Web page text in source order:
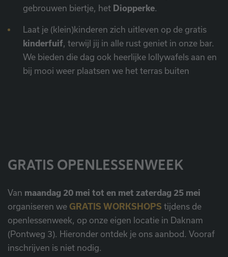
gebrouwen biertje, het Diopperke.
Laat je (klein)kinderen zich uitleven op de gratis
kinderfuif, terwijl jij in alle rust geniet in onze bar.
We bieden die dag ook heerlijke lollywafels aan en
bij mooi weer plaatsen we het terras buiten
GRATIS OPENLESSENWEEK
Van maandag 20 mei tot en met zaterdag 25 mei
organiseren we GRATIS WORKSHOPS tijdens de
openlessenweek, op onze eigen locatie in Daknam
(Pontweg 3). Hieronder ontdek je ons aanbod. Vooraf
inschrijven is niet nodig.